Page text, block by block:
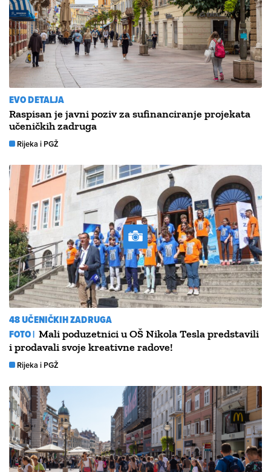
EVO DETALJA
Raspisan je javni poziv za sufinanciranje projekata
učeničkih zadruga
Rijeka i PGŽ
48 UČENIČKIH ZADRUGA
FOTO | Mali poduzetnici u OŠ Nikola Tesla predstavili
i prodavali svoje kreativne radove!
Rijeka i PGŽ